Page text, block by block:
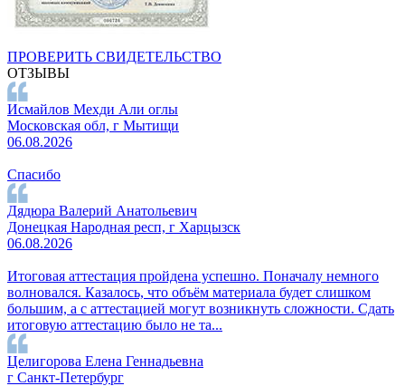
ПРОВЕРИТЬ СВИДЕТЕЛЬСТВО
ОТЗЫВЫ
Исмайлов Мехди Али оглы
Московская обл, г Мытищи
06.08.2026
Спасибо
Дядюра Валерий Анатольевич
Донецкая Народная респ, г Харцызск
06.08.2026
Итоговая аттестация пройдена успешно. Поначалу немного
волновался. Казалось, что объём материала будет слишком
большим, а с аттестацией могут возникнуть сложности. Сдать
итоговую аттестацию было не та...
Целигорова Елена Геннадьевна
г Санкт-Петербург